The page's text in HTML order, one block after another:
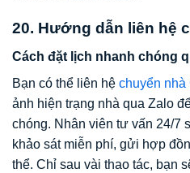
20. Hướng dẫn liên hệ
Cách đặt lịch nhanh chóng
Bạn có thể liên hệ chuyển nhà
ảnh hiện trạng nhà qua Zalo
chóng. Nhân viên tư vấn 24/7
khảo sát miễn phí, gửi hợp
thể. Chỉ sau vài thao tác, bạn